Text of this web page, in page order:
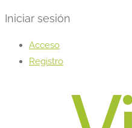
Iniciar sesión
Acceso
Registro